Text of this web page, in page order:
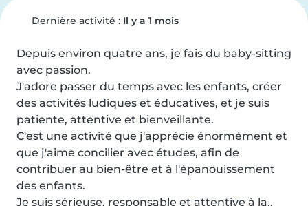
Dernière activité : Il y a 1 mois
Depuis environ quatre ans, je fais du baby-sitting
avec passion.
J'adore passer du temps avec les enfants, créer
des activités ludiques et éducatives, et je suis
patiente, attentive et bienveillante.
C'est une activité que j'apprécie énormément et
que j'aime concilier avec études, afin de
contribuer au bien-être et à l'épanouissement
des enfants.
Je suis sérieuse, responsable et attentive à la..